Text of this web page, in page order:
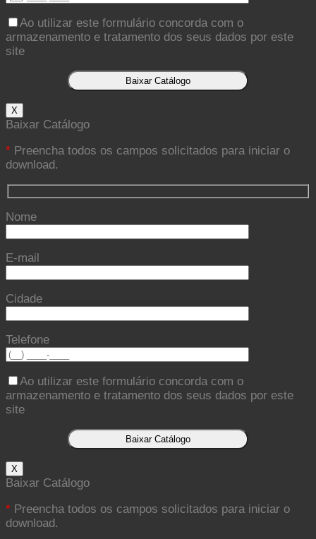
Ao utilizar este formulário concorda com o
armazenamento e tratamento dos seus dados por este
site
X
Baixar Catálogo
* Preencha todos os campos solicitados para iniciar o
download.
Nome
E-mail
Cidade
Telefone
Ao utilizar este formulário concorda com o
armazenamento e tratamento dos seus dados por este
site
X
Baixar Catálogo
* Preencha todos os campos solicitados para iniciar o
download.